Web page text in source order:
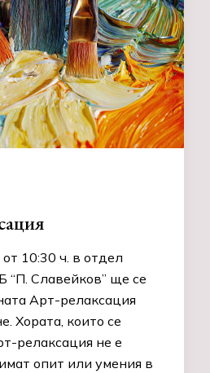
10:30 ч. в отдел
“П. Славейков” ще се
Арт-релаксация
Хората, които сe
релаксация не е
опит или умения в